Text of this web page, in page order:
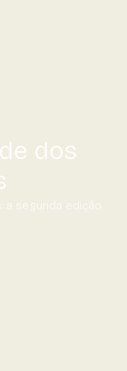
dos
segunda edição